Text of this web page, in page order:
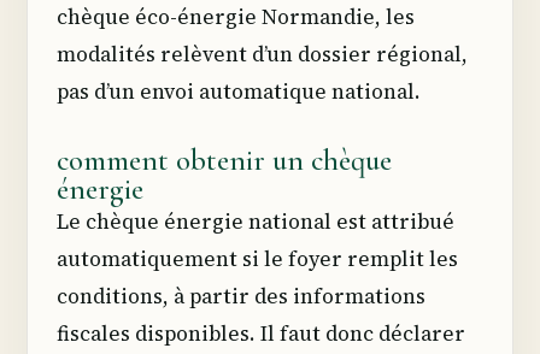
chèque éco-énergie Normandie, les
modalités relèvent d’un dossier régional,
pas d’un envoi automatique national.
comment obtenir un chèque
énergie
Le chèque énergie national est attribué
automatiquement si le foyer remplit les
conditions, à partir des informations
fiscales disponibles. Il faut donc déclarer